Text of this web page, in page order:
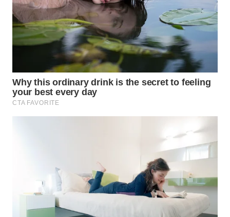
WAHANA
SELEB
PERSONA
WAHANA
DESA
WISATA